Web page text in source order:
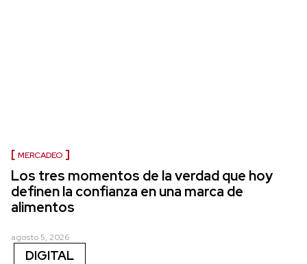
MERCADEO
Los tres momentos de la verdad que hoy
definen la confianza en una marca de
alimentos
agosto 5, 2026
DIGITAL